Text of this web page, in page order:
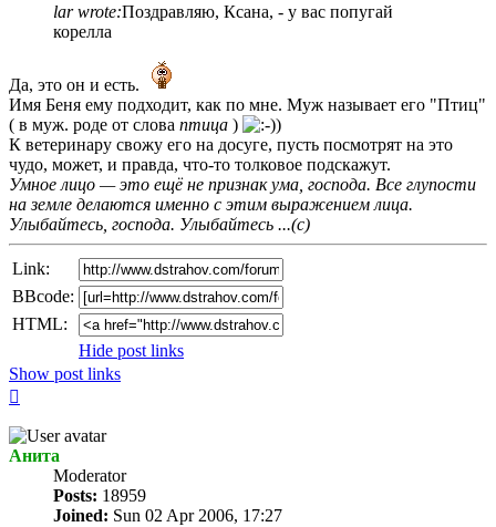
lar wrote:Поздравляю, Ксана, - у вас попугай
корелла
Да, это он и есть.
Имя Беня ему подходит, как по мне. Муж называет его "Птиц"
( в муж. роде от слова птица )
К ветеринару свожу его на досуге, пусть посмотрят на это
чудо, может, и правда, что-то толковое подскажут.
Умное лицо — это ещё не признак ума, господа. Все глупости
на земле делаются именно с этим выражением лица.
Улыбайтесь, господа. Улыбайтесь ...(с)
Link:
BBcode:
HTML:
Hide post links
Show post links
Анита
Мoderator
Posts: 18959
Joined: Sun 02 Apr 2006, 17:27